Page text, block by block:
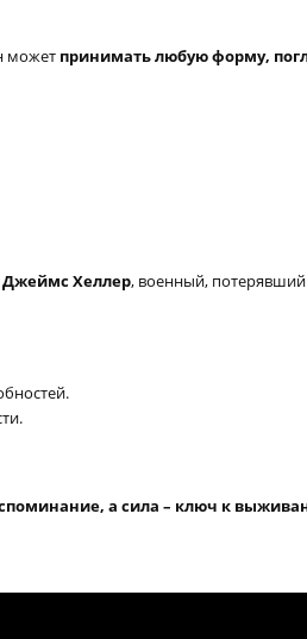
может принимать любую форму,
Джеймс Хеллер, военный,
а сила – ключ к